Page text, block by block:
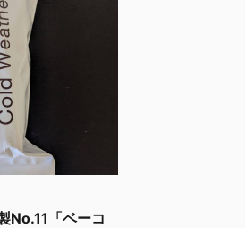
No.11「ベーコ